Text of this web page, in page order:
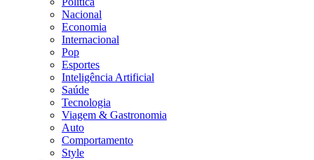
Nacional
Economia
Internacional
Pop
Esportes
Inteligência Artificial
Saúde
Tecnologia
Viagem & Gastronomia
Auto
Comportamento
Style